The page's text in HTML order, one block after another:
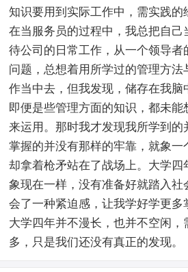
知识要用到实际工作中，需实践的
在当服务员的过程中，我总把自己
待公司的日常工作，从一个领导者
问题，总想着用所学过的管理方法
作当中去，但我发现，储存在我脑
即便是些管理方面的知识，都未
来运用。那时我才发现我所学到的
掌握的并没有那样的牢靠，就象一
却拿着枪矛站在了战场上。大学四
象现在一样，没有准备好就踏入社
会了一种紧迫感，让我学好学更多
大学四年并不漫长，也并不空闲，
多，只是我们还没有真正的发现。